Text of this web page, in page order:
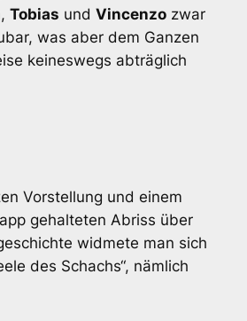
, Tobias und Vincenzozwar
was aber dem Ganzen
keineswegs abträglich
Vorstellung und einem
gehalteten Abriss über
widmete man sich
des Schachs“, nämlich